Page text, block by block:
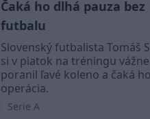
Čaká ho dlhá pauza bez
futbalu
Slovenský futbalista Tomáš
si v piatok na tréningu vážne
poranil ľavé koleno a čaká ho
operácia.
Serie A